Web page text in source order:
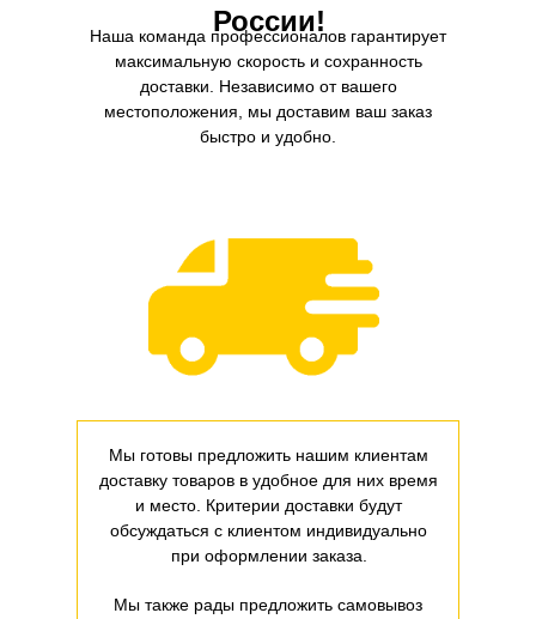
России!
Мы готовы предложить нашим клиентам
доставку товаров в удобное для них время
и место. Критерии доставки будут
обсуждаться с клиентом индивидуально
при оформлении заказа.
Мы также рады предложить самовывоз
Наша команда профессионалов гарантирует
максимальную скорость и сохранность
доставки. Независимо от вашего
местоположения, мы доставим ваш заказ
быстро и удобно.